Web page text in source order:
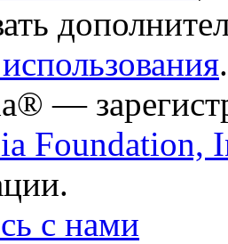
.
—
Foundation,
с нами